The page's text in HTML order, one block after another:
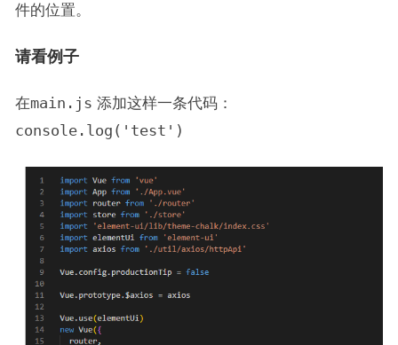
件的位置。
请看例子
在main.js 添加这样一条代码：
console.log('test')